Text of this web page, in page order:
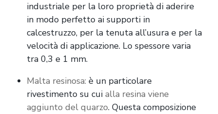
industriale per la loro proprietà di aderire
in modo perfetto ai supporti in
calcestruzzo, per la tenuta all’usura e per la
velocità di applicazione. Lo spessore varia
tra 0,3 e 1 mm.
Malta resinosa: è un particolare
rivestimento su cuialla resina viene
aggiunto del quarzo. Questa composizione